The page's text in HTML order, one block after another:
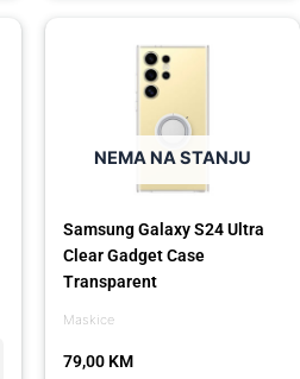
NEMA NA STANJU
Maskice
Samsung Galaxy S24 Ultra
Clear Gadget Case
Transparent
79,00 KM